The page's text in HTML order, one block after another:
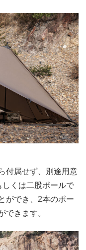
付属せず、別途用意
くは二股ポールで
ができ、2本のポー
できます。